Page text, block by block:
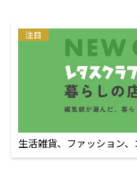
注目
生活雑貨、ファッション
えるECサイト